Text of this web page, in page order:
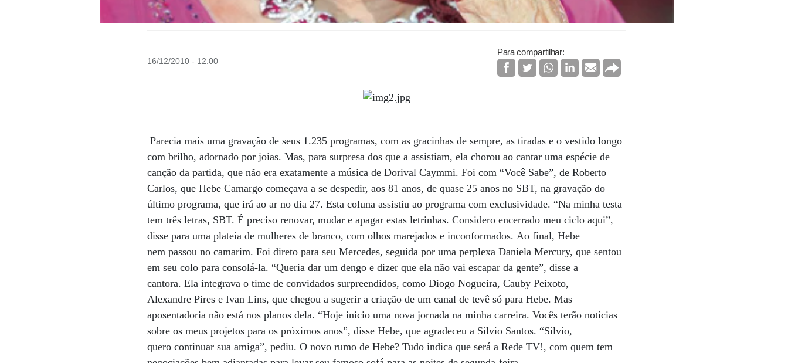
16/12/2010 - 12:00
Para compartilhar:
Parecia mais uma gravação de seus 1.235 programas, com as gracinhas de sempre, as tiradas e o vestido longo
com brilho, adornado por joias. Mas, para surpresa dos que a assistiam, ela chorou ao cantar uma espécie de
canção da partida, que não era exatamente a música de Dorival Caymmi. Foi com “Você Sabe”, de Roberto
Carlos, que Hebe Camargo começava a se despedir, aos 81 anos, de quase 25 anos no SBT, na gravação do
último programa, que irá ao ar no dia 27. Esta coluna assistiu ao programa com exclusividade. “Na minha testa
tem três letras, SBT. É preciso renovar, mudar e apagar estas letrinhas. Considero encerrado meu ciclo aqui”,
disse para uma plateia de mulheres de branco, com olhos marejados e inconformados. Ao final, Hebe
nem passou no camarim. Foi direto para seu Mercedes, seguida por uma perplexa Daniela Mercury, que sentou
em seu colo para consolá-la. “Queria dar um dengo e dizer que ela não vai escapar da gente”, disse a
cantora. Ela integrava o time de convidados surpreendidos, como Diogo Nogueira, Cauby Peixoto,
Alexandre Pires e Ivan Lins, que chegou a sugerir a criação de um canal de tevê só para Hebe. Mas
aposentadoria não está nos planos dela. “Hoje inicio uma nova jornada na minha carreira. Vocês terão notícias
sobre os meus projetos para os próximos anos”, disse Hebe, que agradeceu a Silvio Santos. “Silvio,
quero continuar sua amiga”, pediu. O novo rumo de Hebe? Tudo indica que será a Rede TV!, com quem tem